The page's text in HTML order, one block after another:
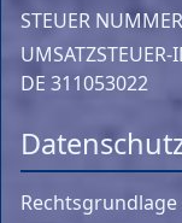
STEUER
DE 311053022
Rechtsgrundlage